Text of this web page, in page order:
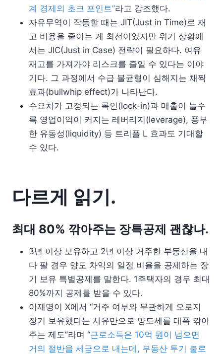
계 경제의 초크 포인트”라고 강조했다.
자유무역이 작동할 때는 JIT(Just in Time)로 재
고 비용을 줄이는 게 최선이었지만 위기 상황에
서는 JIC(Just in Case) 전략이 필요하다. 여유
재고를 가져가야 리스크를 줄일 수 있다는 이야
기다. 그 과정에서 수급 불균형이 심해지는 채찍
효과(bullwhip effect)가 나타난다.
수요처가 고정되는 록인(lock-in)과 매출이 늘수
록 영업이익이 커지는 레버리지(leverage), 풍부
한 유동성(liquidity) 등 트리플 L 효과도 기대할
수 있다.
다르게 읽기.
최대 80% 깎아주는 장특공제 괜찮나.
3년 이상 보유하고 2년 이상 거주한 부동산을 내
다 팔 경우 양도 차익의 일정 비율을 공제하는 장
기 보유 특별공제를 말한다. 1주택자의 경우 최대
80%까지 공제를 받을 수 있다.
이재명이 X에서 “거주 여부와 무관하게 오로지
장기 보유했다는 사유만으로 양도세를 대폭 깎아
주는 제도”라며 “근로소득은 10억 원이 넘으면
거의 절반을 세금으로 내는데, 부동산 투기 불로